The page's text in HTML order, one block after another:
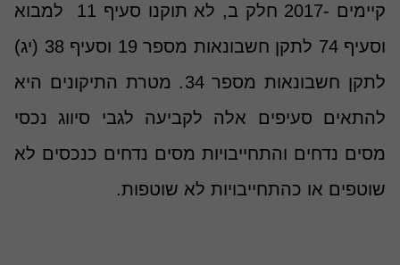
קיימים -2017 חלק ב, לא תוקנו סעיף 11 למבוא
וסעיף 74 לתקן חשבונאות מספר 19 וסעיף 38 (יג)
לתקן חשבונאות מספר 34. מטרת התיקונים היא
להתאים סעיפים אלה לקביעה לגבי סיווג נכסי
מסים נדחים והתחייבויות מסים נדחים כנכסים לא
שוטפים או כהתחייבויות לא שוטפות.